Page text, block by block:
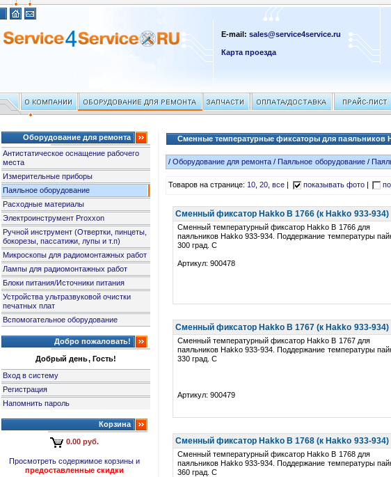
E-mail:sales@service4service.ru
Карта проезда
Оборудование для ремонта
Антистатическое оснащение рабочего
места
Измерительные приборы
Паяльное оборудование
Расходные материалы
Электроинструмент Proxxon
Ручной инструмент (Отвертки, пинцеты,
бокорезы, пассатижи, лупы и т.п)
Микроскопы для радиомонтажных работ
Лампы для радиомонтажных работ
Блоки питания/Источники питания
Устройства ультразвуковой очистки
печатных плат
Вспомогательное оборудование
Добро пожаловать!
Добрый день, Гость!
Вход в систему
Регистрация
Напомнить пароль
Корзина
0.00 руб.
Просмотреть содержимое корзины и
предоставленные скидки
Сменные температурные фиксаторы для паяльников
/Оборудование для ремонта /Паяльное оборудование/
Товаров на странице:10,20,все показывать фото|
Сменный фиксатор Hakko B 1766 (к Hakko 933-934)
Сменный температурный фиксатор Hakko B 1766 для
паяльников Hakko 933-934. Поддержание температуры
300 град. C
Артикул: 900478
Сменный фиксатор Hakko B 1767 (к Hakko 933-934)
Сменный температурный фиксатор Hakko B 1767 для
паяльников Hakko 933-934. Поддержание температуры
330 град. C
Артикул: 900479
Сменный фиксатор Hakko B 1768 (к Hakko 933-934)
Сменный температурный фиксатор Hakko B 1768 для
паяльников Hakko 933-934. Поддержание температуры
360 град. C